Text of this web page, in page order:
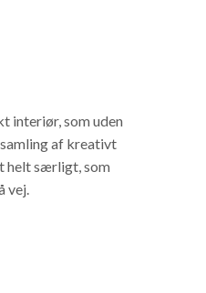
interiør, som uden
af kreativt
helt særligt, som
vej.